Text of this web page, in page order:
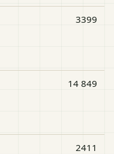
3399
14 849
2411